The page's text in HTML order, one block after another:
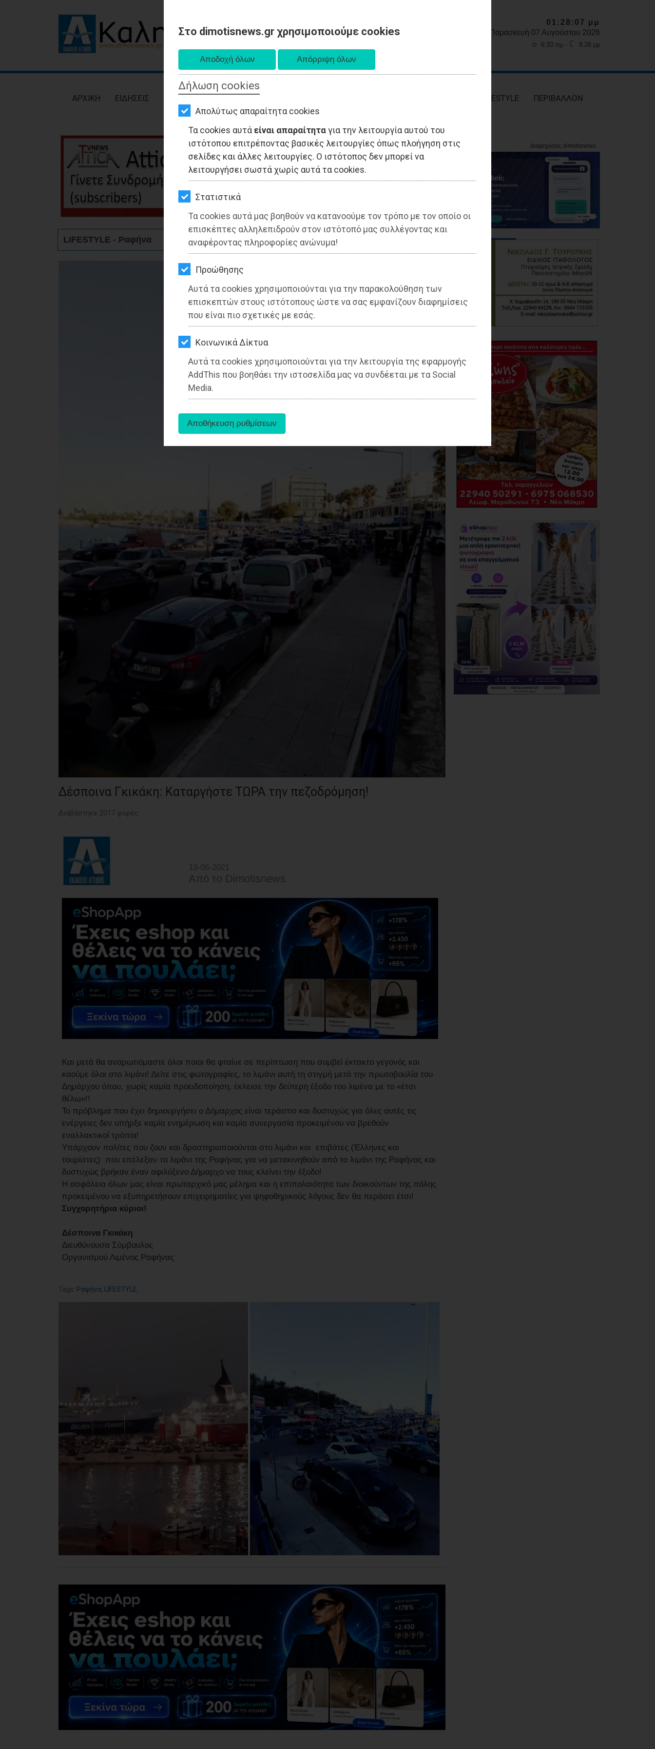
Στο dimotisnews.gr χρησιμοποιούμε cookies
Δήλωση cookies
Απολύτως απαραίτητα cookies
Τα cookies αυτά είναι απαραίτηταγια την λειτουργία αυτού του
ιστότοπου επιτρέποντας βασικές λειτουργίες όπως πλοήγηση στις
σελίδες και άλλες λειτουργίες. Ο ιστότοπος δεν μπορεί να
λειτουργήσει σωστά χωρίς αυτά τα cookies.
Στατιστικά
Τα cookies αυτά μας βοηθούν να κατανοούμε τον τρόπο με τον οποίο οι
επισκέπτες αλληλεπιδρούν στον ιστότοπό μας συλλέγοντας και
αναφέροντας πληροφορίες ανώνυμα!
Προώθησης
Αυτά τα cookies χρησιμοποιούνται για την παρακολούθηση των
επισκεπτών στους ιστότοπους ώστε να σας εμφανίζουν διαφημίσεις
που είναι πιο σχετικές με εσάς.
Kοινωνικά Δίκτυα
Αυτά τα cookies χρησιμοποιούνται για την λειτουργία της εφαρμογής
AddThis που βοηθάει την ιστοσελίδα μας να συνδέεται με τα Social
Media.
ΕΙΔΗΣΕΙΣ
ΟΙΚΟΝΟΜΙΑ
ΑΘΛΗΤΙΣΜΟΣ
ΠΟΛΙΤΙΣΜΟΣ
01:28:09 μμ
Παρασκευή 07 Αυγούστου 2026
☼ 6:33 πμ - ☾ 8:28 μμ
AΡΧΙΚΗ ΕΙΔΗΣΕΙΣ LIFESTYLE ΠΕΡΙΒΑΛΛΟΝ
LIFESTYLE - Ραφήνα
Δέσποινα Γκικάκη: Καταργήστε ΤΩΡΑ την πεζοδρόμηση!
Διαβάστηκε 2017 φορές
13-06-2021
Από τo Dimotisnews
Και μετά θα αναρωτιόμαστε όλοι ποιοι θα φταίνε σε περίπτωση που συμβεί έκτακτο γεγονός και
καούμε όλοι στο λιμάνι! Δείτε στις φωτογραφίες, το λιμάνι αυτή τη στιγμή μετά την πρωτοβουλία του
Δημάρχου όπου, χωρίς καμία προειδοποίηση, έκλεισε την δεύτερη έξοδο του λιμένα με το «έτσι
θέλω»!!
Το πρόβλημα που έχει δημιουργήσει ο Δήμαρχος είναι τεράστιο και δυστυχώς για όλες αυτές τις
ενέργειες δεν υπήρξε καμία ενημέρωση και καμία συνεργασία προκειμένου να βρεθούν
εναλλακτικοί τρόποι!
Υπάρχουν πολίτες που ζουν και δραστηριοποιούνται στο λιμάνι και επιβάτες (Έλληνες και
τουρίστες) που επέλεξαν το λιμάνι της Ραφήνας για να μετακινηθούν από το λιμάνι της Ραφήνας και
δυστυχώς βρήκαν έναν αφιλόξενο Δήμαρχο να τους κλείνει την έξοδο!
Η ασφάλεια όλων μας είναι πρωταρχικό μας μέλημα και η επιπολαιότητα των διοικούντων της πόλης
προκειμένου να εξυπηρετήσουν επιχειρηματίες για ψηφοθηρικούς λόγους δεν θα περάσει έτσι!
Συγχαρητήρια κύριοι!
Δέσποινα Γκικάκη
Διευθύνουσα Σύμβουλος
Οργανισμού Λιμένος Ραφήνας
Tags: Ραφήνα, LIFESTYLE,